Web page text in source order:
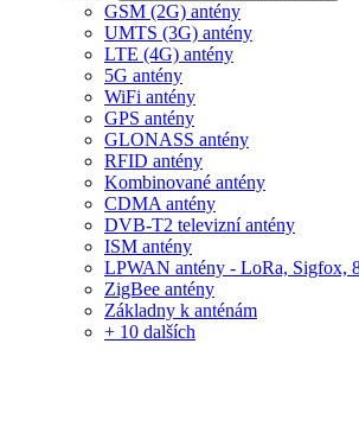
GSM (2G) antény
UMTS (3G) antény
LTE (4G) antény
5G antény
WiFi antény
GPS antény
GLONASS antény
RFID antény
Kombinované antény
CDMA antény
DVB-T2 televizní antény
ISM antény
LPWAN antény - LoRa, Sigfox,
ZigBee antény
Základny k anténám
+ 10 dalších